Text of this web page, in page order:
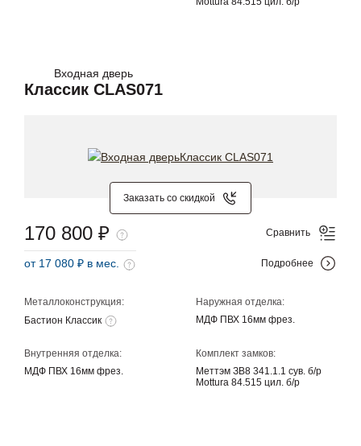
Входная дверь
Классик CLAS071
Заказать со скидкой
Металлоконструкция:
Бастион Классик
Наружная отделка:
МДФ ПВХ 16мм фрез.
Внутренняя отделка:
МДФ ПВХ 16мм фрез.
Комплект замков:
Меттэм ЗВ8 341.1.1 сув. б/р
Mottura 84.515 цил. б/р
170 800 ₽
от 17 080 ₽ в мес.
Сравнить
Подробнее